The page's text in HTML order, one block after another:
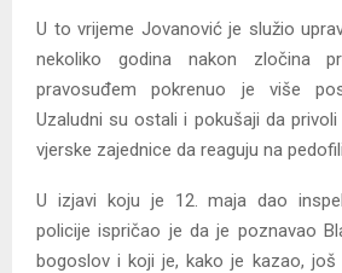
U to vrijeme Jovanović je služio
nekoliko godina nakon zločina
pravosuđem pokrenuo je više
Uzaludni su ostali i pokušaji da
vjerske zajednice da reaguju na
U izjavi koju je 12. maja dao
policije ispričao je da je poznavao
bogoslov i koji je, kako je kazao,